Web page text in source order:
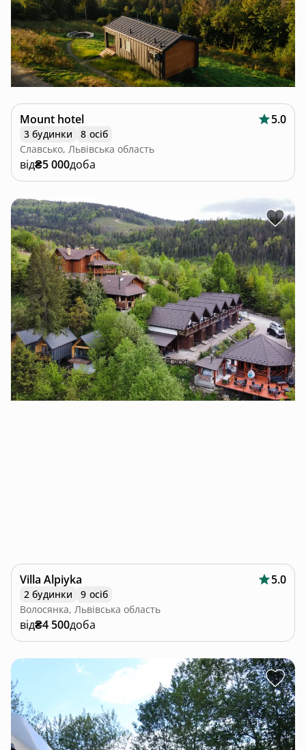
Mount hotel 5.0
3 будинки
8 осіб
Славсько, Львівська область
від₴5 000доба
Villa Alpiyka 5.0
2 будинки
9 осіб
Волосянка, Львівська область
від₴4 500доба